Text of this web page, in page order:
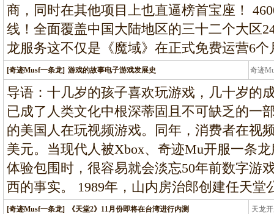
商，同时在其他项目上也直逼榜首宝座！
线！全面覆盖中国大陆地区的三十二个大区
龙服务这不仅是《魔域》在正式免费运营6
[奇迹Musf一条龙] 游戏的故事电子游戏发展史 奇迹
条
导语：十几岁的孩子喜欢玩游戏，几十岁的
已成了人类文化中根深蒂固且不可缺乏的一
的美国人在玩视频游戏。同年，消费者在视
美元。当现代人被Xbox、奇迹Mu开服一条
体验包围时，很容易就会淡忘50年前数字游
西的事实。 1989年，山内房治郎创建任天堂
[奇迹Musf一条龙] 《天堂2》11月份即将在台湾进行内测 天龙